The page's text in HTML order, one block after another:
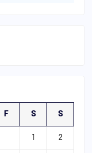
F S S
1 2